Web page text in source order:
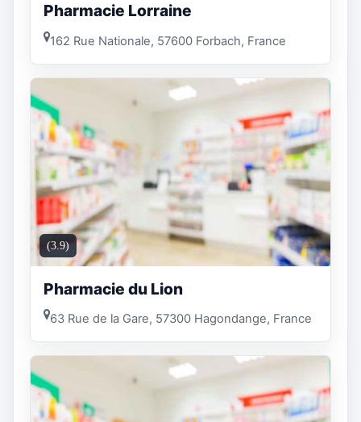
Pharmacie Lorraine
162 Rue Nationale, 57600 Forbach, France
(3.9)
Pharmacie du Lion
63 Rue de la Gare, 57300 Hagondange, France